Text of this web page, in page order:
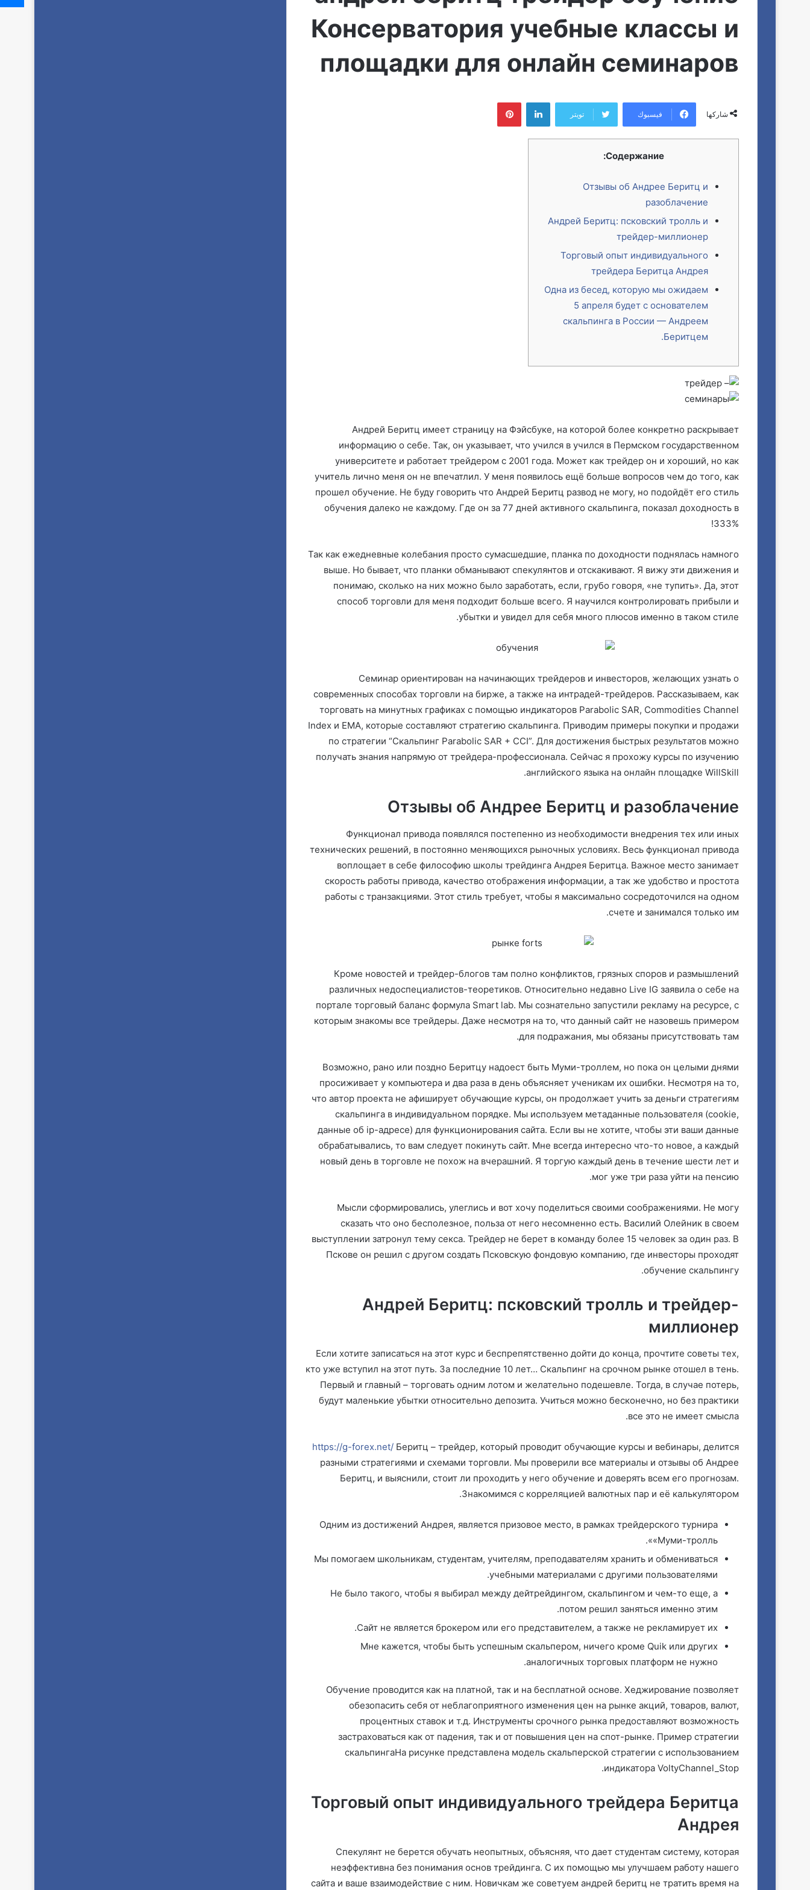
Консерватория учебные классы и
площадки для онлайн семинаров
شاركها فيسبوك تويتر
لينكدإن
Содержание:
Отзывы об Андрее Беритц и
разоблачение
Андрей Беритц: псковский тролль и
трейдер-миллионер
Торговый опыт индивидуального
трейдера Беритца Андрея
Одна из бесед, которую мы ожидаем
5 апреля будет с основателем
скальпинга в России — Андреем
Беритцем.
Андрей Беритц имеет страницу на Фэйсбуке, на которой более конкретно раскрывает
информацию о себе. Так, он указывает, что учился в учился в Пермском государственном
университете и работает трейдером с 2001 года. Может как трейдер он и хороший, но как
учитель лично меня он не впечатлил. У меня появилось ещё больше вопросов чем до того, как
прошел обучение. Не буду говорить что Андрей Беритц развод не могу, но подойдёт его стиль
обучения далеко не каждому. Где он за 77 дней активного скальпинга, показал доходность в
333%!
Так как ежедневные колебания просто сумасшедшие, планка по доходности поднялась намного
выше. Но бывает, что планки обманывают спекулянтов и отскакивают. Я вижу эти движения и
понимаю, сколько на них можно было заработать, если, грубо говоря, «не тупить». Да, этот
способ торговли для меня подходит больше всего. Я научился контролировать прибыли и
убытки и увидел для себя много плюсов именно в таком стиле.
Семинар ориентирован на начинающих трейдеров и инвесторов, желающих узнать о
современных способах торговли на бирже, а также на интрадей-трейдеров. Рассказываем, как
торговать на минутных графиках с помощью индикаторов Parabolic SAR, Commodities Channel
Index и EMA, которые составляют стратегию скальпинга. Приводим примеры покупки и продажи
по стратегии “Скальпинг Parabolic SAR + CCI”. Для достижения быстрых результатов можно
получать знания напрямую от трейдера-профессионала. Сейчас я прохожу курсы по изучению
английского языка на онлайн площадке WillSkill.
Отзывы об Андрее Беритц и разоблачение
Функционал привода появлялся постепенно из необходимости внедрения тех или иных
технических решений, в постоянно меняющихся рыночных условиях. Весь функционал привода
воплощает в себе философию школы трейдинга Андрея Беритца. Важное место занимает
скорость работы привода, качество отображения информации, а так же удобство и простота
работы с транзакциями. Этот стиль требует, чтобы я максимально сосредоточился на одном
счете и занимался только им.
Кроме новостей и трейдер-блогов там полно конфликтов, грязных споров и размышлений
различных недоспециалистов-теоретиков. Относительно недавно Live IG заявила о себе на
портале торговый баланс формула Smart lab. Мы сознательно запустили рекламу на ресурсе, с
которым знакомы все трейдеры. Даже несмотря на то, что данный сайт не назовешь примером
для подражания, мы обязаны присутствовать там.
Возможно, рано или поздно Беритцу надоест быть Муми-троллем, но пока он целыми днями
просиживает у компьютера и два раза в день объясняет ученикам их ошибки. Несмотря на то,
что автор проекта не афиширует обучающие курсы, он продолжает учить за деньги стратегиям
скальпинга в индивидуальном порядке. Мы используем метаданные пользователя (cookie,
данные об ip-адресе) для функционирования сайта. Если вы не хотите, чтобы эти ваши данные
обрабатывались, то вам следует покинуть сайт. Мне всегда интересно что-то новое, а каждый
новый день в торговле не похож на вчерашний. Я торгую каждый день в течение шести лет и
мог уже три раза уйти на пенсию.
Мысли сформировались, улеглись и вот хочу поделиться своими соображениями. Не могу
сказать что оно бесполезное, польза от него несомненно есть. Василий Олейник в своем
выступлении затронул тему секса. Трейдер не берет в команду более 15 человек за один раз. В
Пскове он решил с другом создать Псковскую фондовую компанию, где инвесторы проходят
обучение скальпингу.
Андрей Беритц: псковский тролль и трейдер-
миллионер
Если хотите записаться на этот курс и беспрепятственно дойти до конца, прочтите советы тех,
кто уже вступил на этот путь. За последние 10 лет… Скальпинг на срочном рынке отошел в тень.
Первый и главный – торговать одним лотом и желательно подешевле. Тогда, в случае потерь,
будут маленькие убытки относительно депозита. Учиться можно бесконечно, но без практики
все это не имеет смысла.
https://g-forex.net/ Беритц – трейдер, который проводит обучающие курсы и вебинары, делится
разными стратегиями и схемами торговли. Мы проверили все материалы и отзывы об Андрее
Беритц, и выяснили, стоит ли проходить у него обучение и доверять всем его прогнозам.
Знакомимся с корреляцией валютных пар и её калькулятором.
Одним из достижений Андрея, является призовое место, в рамках трейдерского турнира
«Муми-тролль».
Мы помогаем школьникам, студентам, учителям, преподавателям хранить и обмениваться
учебными материалами с другими пользователями.
Не было такого, чтобы я выбирал между дейтрейдингом, скальпингом и чем-то еще, а
потом решил заняться именно этим.
Сайт не является брокером или его представителем, а также не рекламирует их.
Мне кажется, чтобы быть успешным скальпером, ничего кроме Quik или других
аналогичных торговых платформ не нужно.
Обучение проводится как на платной, так и на бесплатной основе. Хеджирование позволяет
обезопасить себя от неблагоприятного изменения цен на рынке акций, товаров, валют,
процентных ставок и т.д. Инструменты срочного рынка предоставляют возможность
застраховаться как от падения, так и от повышения цен на спот-рынке. Пример стратегии
скальпингаНа рисунке представлена модель скальперской стратегии с использованием
индикатора VoltyChannel_Stop.
Торговый опыт индивидуального трейдера Беритца
Андрея
Спекулянт не берется обучать неопытных, объясняя, что дает студентам систему, которая
неэффективна без понимания основ трейдинга. С их помощью мы улучшаем работу нашего
сайта и ваше взаимодействие с ним. Новичкам же советуем андрей беритц не тратить время на